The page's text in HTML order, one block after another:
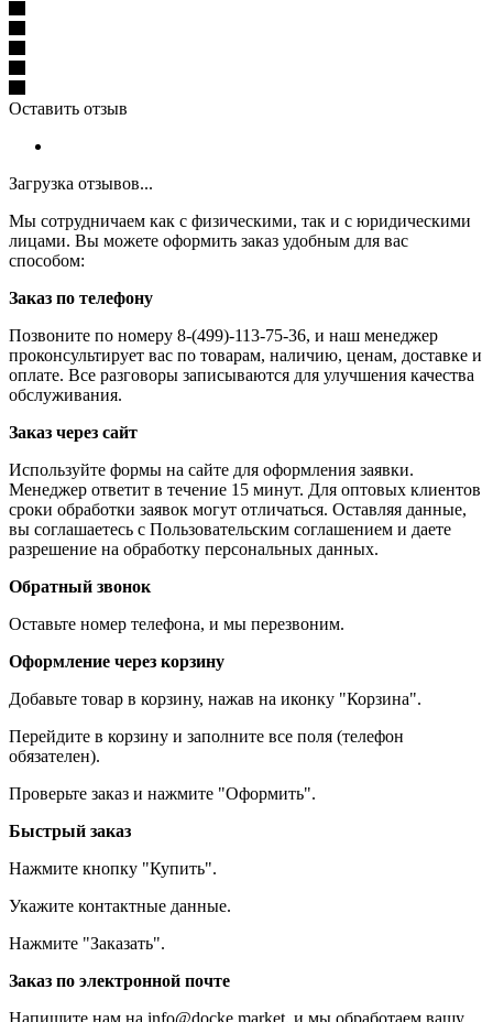
Оставить отзыв
Загрузка отзывов...
Мы сотрудничаем как с физическими, так и с юридическими
лицами. Вы можете оформить заказ удобным для вас
способом:
Заказ по телефону
Позвоните по номеру 8-(499)-113-75-36, и наш менеджер
проконсультирует вас по товарам, наличию, ценам, доставке и
оплате. Все разговоры записываются для улучшения качества
обслуживания.
Заказ через сайт
Используйте формы на сайте для оформления заявки.
Менеджер ответит в течение 15 минут. Для оптовых клиентов
сроки обработки заявок могут отличаться. Оставляя данные,
вы соглашаетесь с Пользовательским соглашением и даете
разрешение на обработку персональных данных.
Обратный звонок
Оставьте номер телефона, и мы перезвоним.
Оформление через корзину
Добавьте товар в корзину, нажав на иконку "Корзина".
Перейдите в корзину и заполните все поля (телефон
обязателен).
Проверьте заказ и нажмите "Оформить".
Быстрый заказ
Нажмите кнопку "Купить".
Укажите контактные данные.
Нажмите "Заказать".
Заказ по электронной почте
Напишите нам на info@docke.market, и мы обработаем вашу